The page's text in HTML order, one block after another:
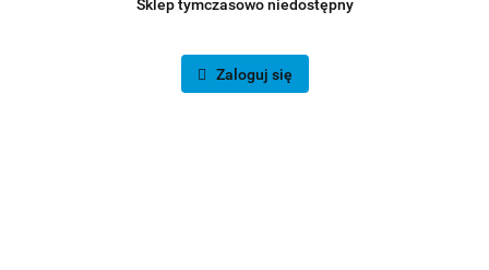
Sklep tymczasowo niedostępny
Zaloguj się